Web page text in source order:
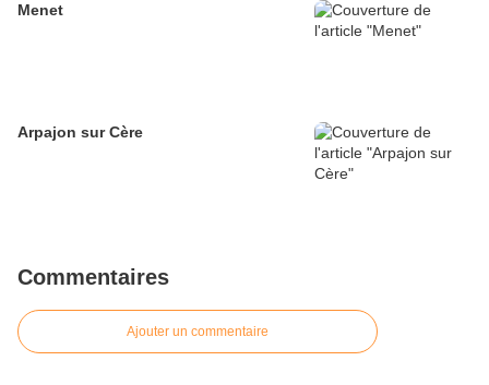
Menet
Arpajon sur Cère
Commentaires
Ajouter un commentaire